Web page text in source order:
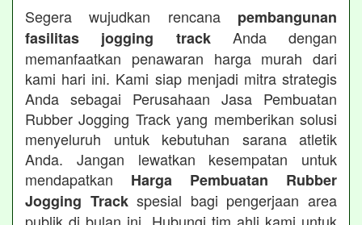
Segera wujudkan rencana pembangunan
fasilitas jogging trackAnda dengan
memanfaatkan penawaran harga murah dari
kami hari ini. Kami siap menjadi mitra strategis
Anda sebagai Perusahaan Jasa Pembuatan
Rubber Jogging Track yang memberikan solusi
menyeluruh untuk kebutuhan sarana atletik
Anda. Jangan lewatkan kesempatan untuk
mendapatkan Harga Pembuatan Rubber
Jogging Trackspesial bagi pengerjaan area